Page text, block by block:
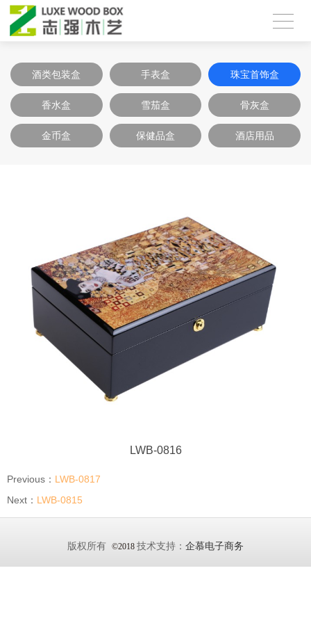
酒类包装盒 手表盒 珠宝首饰盒
香水盒 雪茄盒 骨灰盒
金币盒 保健品盒 酒店用品
LWB-0816
Previous： LWB-0817
Next： LWB-0815
版权所有 ©2018 技术支持： 企慕电子商务